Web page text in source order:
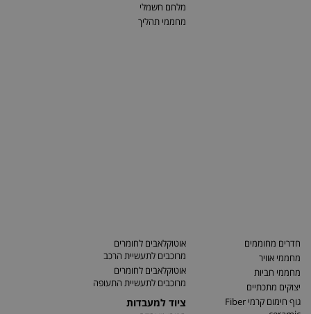
מלחם חשמלי
מחממי תהליך
חדרים מחוממים
מחממי אוויר
מחממי חביות
יצוקים מתכתיים
גוף חימום קרמי Fiber
אוטוקלאבים לחומרים
מרוכבים לתעשיית הרכב
אוטוקלאבים לחומרים
מרוכבים לתעשיית התעופה
ציוד למעבדות